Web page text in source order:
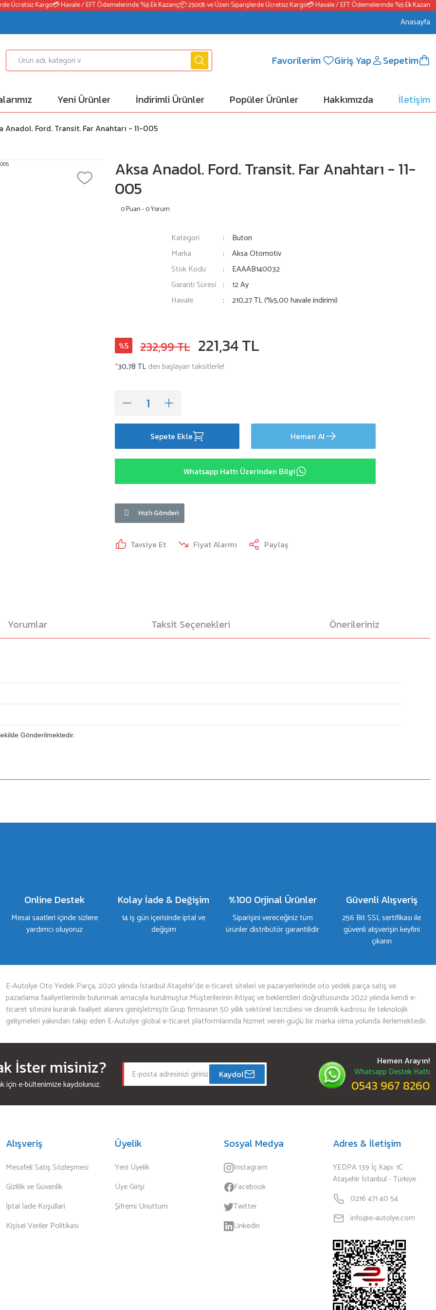
Ücretsiz Kargo💳 Havale / EFT Ödemelerinde %5 Ek Kazanç📦 2500₺ ve Üzeri Siparişlerde Ücretsiz Kargo💳 Havale / EFT Ödemelerinde %5 Ek Kazanç
Anasayfa
Favorilerim Giriş Yap Sepetim
Yeni Ürünler İndirimli Ürünler Popüler Ürünler Hakkımızda İletişim
Anadol. Ford. Transit. Far Anahtarı - 11-005
Aksa Anadol. Ford. Transit. Far Anahtarı - 11-
005
0 Puan - 0 Yorum
Kategori
Buton
Marka
Aksa Otomotiv
Stok Kodu
EAAAB140032
Garanti Süresi
12 Ay
Havale
210,27 TL (%5,00 havale indirimi)
%5 232,99 TL 221,34 TL
*30,78 TLden başlayan taksitlerle!
Sepete Ekle Hemen Al
Whatsapp Hattı Üzerinden Bilgi
Hızlı Gönderi
Tavsiye Et Fiyat Alarmı Paylaş
Yorumlar Taksit Seçenekleri Önerileriniz
Gönderilmektedir.
Bu ürüne ilk yorumu siz yapın!
Online Destek
Mesai saatleri içinde sizlere
yardımcı oluyoruz
Kolay İade & Değişim
14 iş gün içerisinde iptal ve
değişim
%100 Orjinal Ürünler
Siparişini vereceğiniz tüm
ürünler distribütör garantilidir
Güvenli Alışveriş
256 Bit SSL sertifikası ile
güvenli alışverişin keyfini
çıkarın
E-Autolye Oto Yedek Parça, 2020 yılında İstanbul Ataşehir’de e-ticaret siteleri ve pazaryerlerinde oto yedek parça satış ve
pazarlama faaliyetlerinde bulunmak amacıyla kurulmuştur.Müşterilerinin ihtiyaç ve beklentileri doğrultusunda 2022 yılında kendi e-
ticaret sitesini kurarak faaliyet alanını genişletmiştir.Grup firmasının 50 yıllık sektörel tecrübesi ve dinamik kadrosu ile teknolojik
gelişmeleri yakından takip eden E-Autolye global e-ticaret platformlarında hizmet veren güçlü bir marka olma yolunda ilerlemektedir.
İster misiniz?
için e-bültenimize kaydolunuz.
Kaydol
Hemen Arayın!
Whatsapp Destek Hattı
0543 967 8260
Alışveriş
Mesafeli Satış Sözleşmesi
Gizlilik ve Güvenlik
İptal İade Koşullari
Kişisel Veriler Politikası
Üyelik
Yeni Üyelik
Üye Girişi
Şifremi Unuttum
Sosyal Medya
Instagram
Facebook
Twitter
Linkedin
Adres & İletişim
YEDPA 139 İç Kapı: 1C
Ataşehir İstanbul - Türkiye
0216 471 40 54
info@e-autolye.com